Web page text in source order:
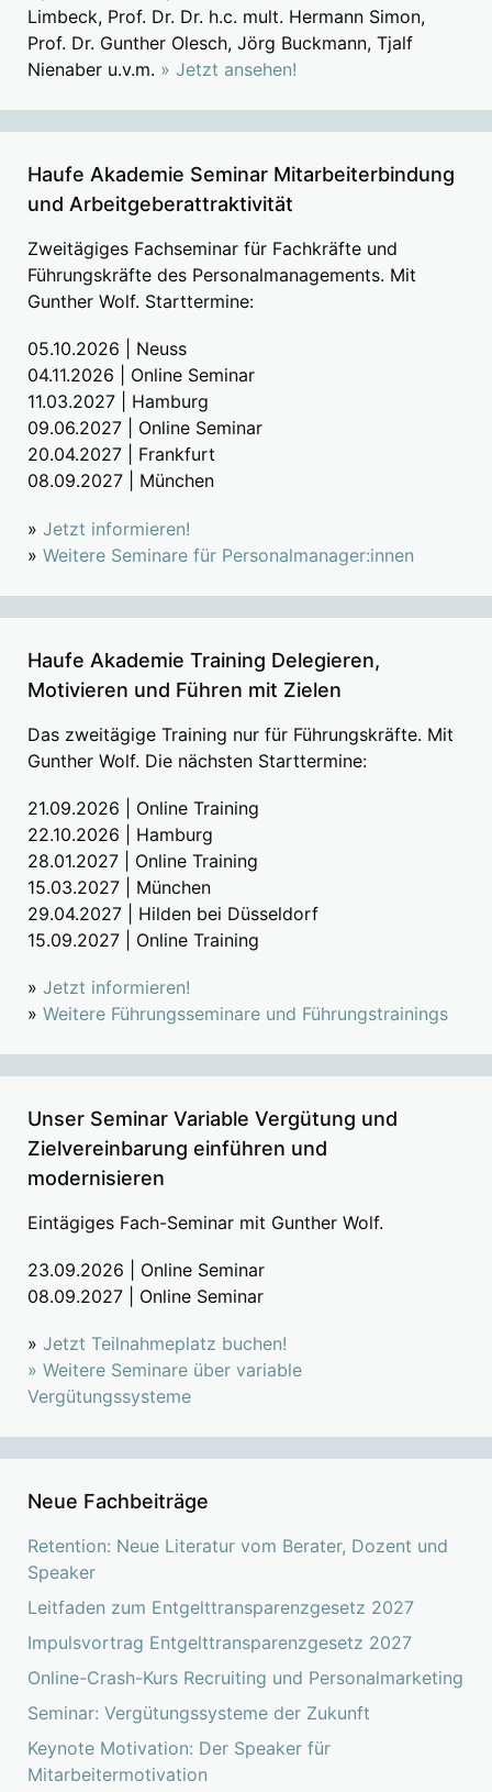
Limbeck, Prof. Dr. Dr. h.c. mult. Hermann Simon,
Prof. Dr. Gunther Olesch, Jörg Buckmann, Tjalf
Nienaber u.v.m. » Jetzt ansehen!
Haufe Akademie Seminar Mitarbeiterbindung
und Arbeitgeberattraktivität
Zweitägiges Fachseminar für Fachkräfte und
Führungskräfte des Personalmanagements. Mit
Gunther Wolf. Starttermine:
05.10.2026 | Neuss
04.11.2026 | Online Seminar
11.03.2027 | Hamburg
09.06.2027 | Online Seminar
20.04.2027 | Frankfurt
08.09.2027 | München
» Jetzt informieren!
» Weitere Seminare für Personalmanager:innen
Haufe Akademie Training Delegieren,
Motivieren und Führen mit Zielen
Das zweitägige Training nur für Führungskräfte. Mit
Gunther Wolf. Die nächsten Starttermine:
21.09.2026 | Online Training
22.10.2026 | Hamburg
28.01.2027 | Online Training
15.03.2027 | München
29.04.2027 | Hilden bei Düsseldorf
15.09.2027 | Online Training
» Jetzt informieren!
» Weitere Führungsseminare und Führungstrainings
Unser Seminar Variable Vergütung und
Zielvereinbarung einführen und
modernisieren
Eintägiges Fach-Seminar mit Gunther Wolf.
23.09.2026 | Online Seminar
08.09.2027 | Online Seminar
» Jetzt Teilnahmeplatz buchen!
» Weitere Seminare über variable
Vergütungssysteme
Neue Fachbeiträge
Retention: Neue Literatur vom Berater, Dozent und
Speaker
Leitfaden zum Entgelttransparenzgesetz 2027
Impulsvortrag Entgelttransparenzgesetz 2027
Online-Crash-Kurs Recruiting und Personalmarketing
Seminar: Vergütungssysteme der Zukunft
Keynote Motivation: Der Speaker für
Mitarbeitermotivation